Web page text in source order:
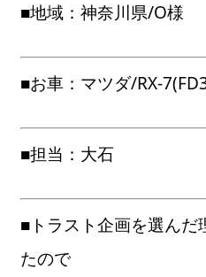
■地域：神奈川県/O様
■お車：マツダ/RX-
■担当：大石
■トラスト企画を選ん
たので